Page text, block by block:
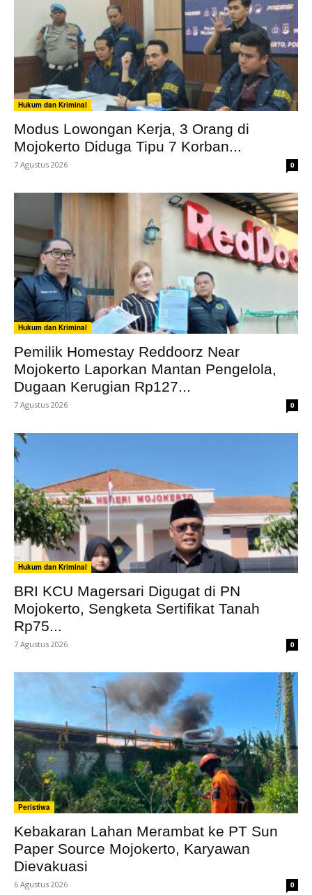
Hukum dan Kriminal
Modus Lowongan Kerja, 3 Orang di
Mojokerto Diduga Tipu 7 Korban...
7 Agustus 2026 0
Hukum dan Kriminal
Pemilik Homestay Reddoorz Near
Mojokerto Laporkan Mantan Pengelola,
Dugaan Kerugian Rp127...
7 Agustus 2026 0
Hukum dan Kriminal
BRI KCU Magersari Digugat di PN
Mojokerto, Sengketa Sertifikat Tanah
Rp75...
7 Agustus 2026 0
Peristiwa
Kebakaran Lahan Merambat ke PT Sun
Paper Source Mojokerto, Karyawan
Dievakuasi
6 Agustus 2026 0